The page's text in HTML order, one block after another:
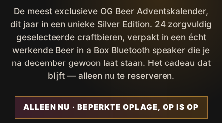
De meest exclusieve OG Beer Adventskalender,
dit jaar in een unieke Silver Edition. 24 zorgvuldig
geselecteerde craftbieren, verpakt in een écht
werkende Beer in a Box Bluetooth speaker die je
na december gewoon laat staan. Het cadeau dat
blijft — alleen nu te reserveren.
ALLEEN NU · BEPERKTE OPLAGE, OP IS OP